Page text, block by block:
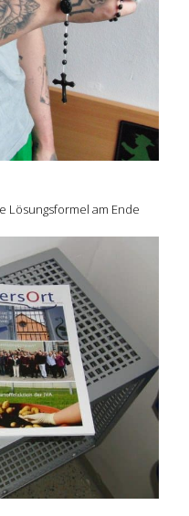
Lösungsformel am Ende